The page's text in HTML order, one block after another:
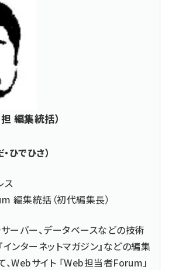
編集統括）
ひでひさ）
ス
編集統括（初代編集長）
ーバー、データベースなどの技術
ンターネットマガジン』などの編集
Webサイト 「Web担当者Forum」